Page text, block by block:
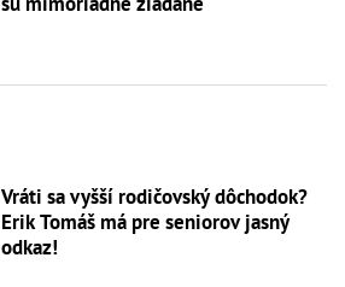
Vráti sa vyšší rodičovský dôchodok?
Erik Tomáš má pre seniorov jasný
odkaz!